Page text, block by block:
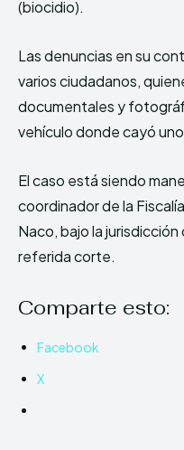
(biocidio).
Las denuncias en su
varios ciudadanos,
documentales y
vehículo donde cayó
El caso está siendo
coordinador de la
Naco, bajo la
referida corte.
Comparte esto:
Facebook
X